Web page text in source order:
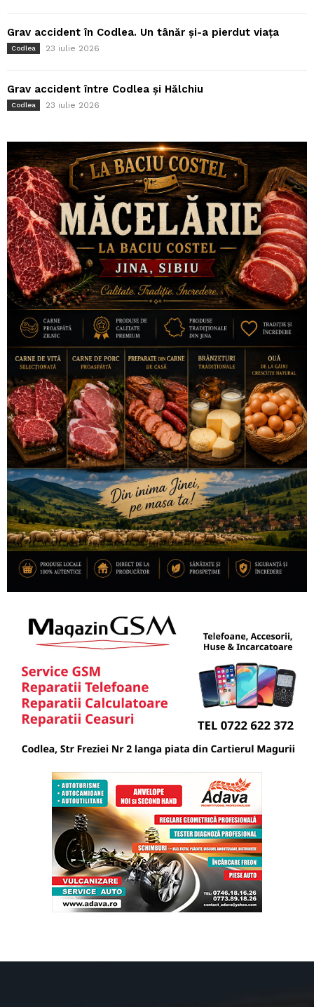
Grav accident în Codlea. Un tânăr și-a pierdut viața
Codlea 23 iulie 2026
Grav accident între Codlea și Hălchiu
Codlea 23 iulie 2026